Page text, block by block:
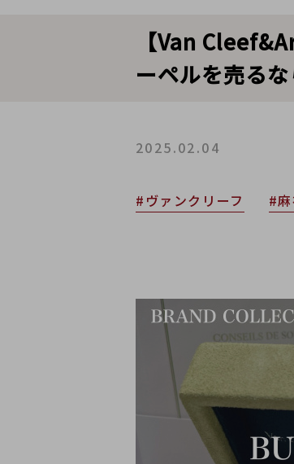
【Van
ーペルを売る
2025.02.04
#ヴァンクリーフ #